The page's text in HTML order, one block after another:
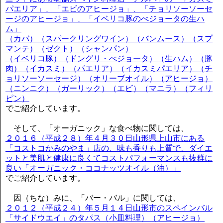
パエリア」、「エビのアヒージョ」、「チョリソーソーセ
ージのアヒージョ」、「イベリコ豚のべジョータの生ハ
ム」
（カバ）（スパークリングワイン）（バンムース）（スプ
マンテ）（ゼクト）（シャンパン）
（イベリコ豚）（ドングリ・べジョータ）（生ハム）（豚
肉）（イカスミ）（パエリア）（イカスミパエリア）（チ
ョリソーソーセージ）（オリーブオイル）（アヒージョ）
（ニンニク）（ガーリック）（エビ）（マニラ）（フィリ
ピン）
でご紹介しています。
そして、「オーガニック」な食べ物に関しては、
２０１６（平成２８）年４月３０日山形県上山市にある
「コストコかみのやま」店の、味も香りも上質で、ダイエ
ットと美肌と健康に良くてコストパフォーマンスも抜群に
良い「オーガニック・ココナッツオイル（油）」
でご紹介しています。
因（ちな）みに、「バー・バル」に関しては、
２０１２（平成２４）年５月１４日山形市のスペインバル
「サイドウエイ」のタパス（小皿料理）（アヒージョ）